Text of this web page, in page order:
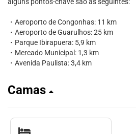
・Aeroporto de Congonhas: 11 km
・Aeroporto de Guarulhos: 25 km
・Parque Ibirapuera: 5,9 km
・Mercado Municipal: 1,3 km
・Avenida Paulista: 3,4 km
Camas